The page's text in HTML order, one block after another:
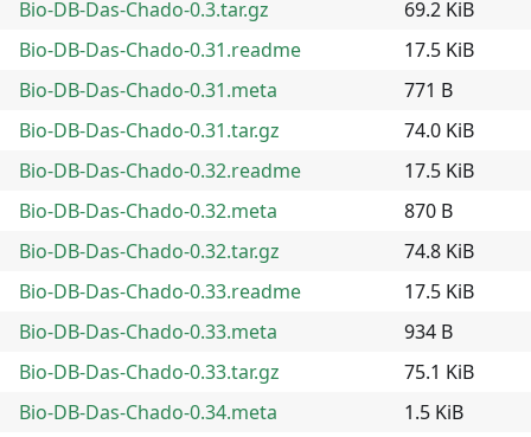
Bio-DB-Das-Chado-0.3.tar.gz
69.2 KiB
Bio-DB-Das-Chado-0.31.readme
17.5 KiB
Bio-DB-Das-Chado-0.31.meta
771 B
Bio-DB-Das-Chado-0.31.tar.gz
74.0 KiB
Bio-DB-Das-Chado-0.32.readme
17.5 KiB
Bio-DB-Das-Chado-0.32.meta
870 B
Bio-DB-Das-Chado-0.32.tar.gz
74.8 KiB
Bio-DB-Das-Chado-0.33.readme
17.5 KiB
Bio-DB-Das-Chado-0.33.meta
934 B
Bio-DB-Das-Chado-0.33.tar.gz
75.1 KiB
Bio-DB-Das-Chado-0.34.meta
1.5 KiB